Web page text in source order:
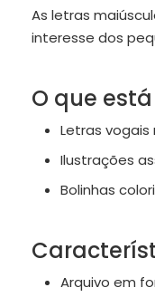
As letras
interesse dos
O que
Letras vogais
Ilustrações
Bolinhas
Arquivo em